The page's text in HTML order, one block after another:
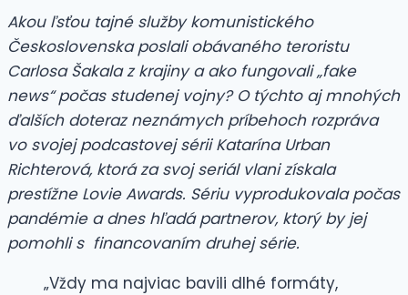
Akou ľsťou tajné služby komunistického
Československa poslali obávaného teroristu
Carlosa Šakala z krajiny a ako fungovali „fake
news“ počas studenej vojny? O týchto aj mnohých
ďalších doteraz neznámych príbehoch rozpráva
vo svojej podcastovej sérii Katarína Urban
Richterová, ktorá za svoj seriál vlani získala
prestížne Lovie Awards. Sériu vyprodukovala počas
pandémie a dnes hľadá partnerov, ktorý by jej
pomohli s financovaním druhej série.
„Vždy ma najviac bavili dlhé formáty,